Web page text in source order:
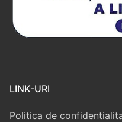
LINK-URI
Politica de